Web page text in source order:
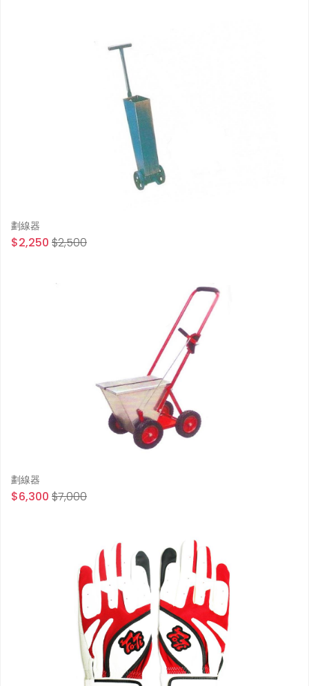
劃線器
$2,250 $2,500
劃線器
$6,300 $7,000